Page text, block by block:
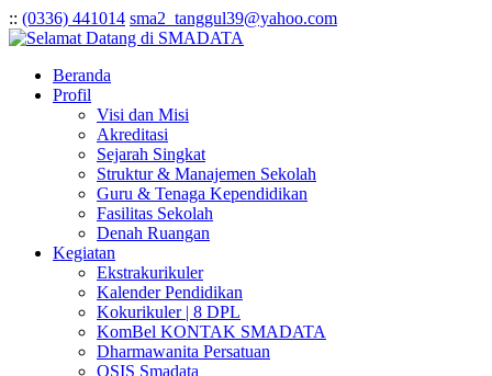
:: (0336) 441014 sma2_tanggul39@yahoo.com
Beranda
Profil
Visi dan Misi
Akreditasi
Sejarah Singkat
Struktur & Manajemen Sekolah
Guru & Tenaga Kependidikan
Fasilitas Sekolah
Denah Ruangan
Kegiatan
Ekstrakurikuler
Kalender Pendidikan
Kokurikuler | 8 DPL
KomBel KONTAK SMADATA
Dharmawanita Persatuan
OSIS Smadata